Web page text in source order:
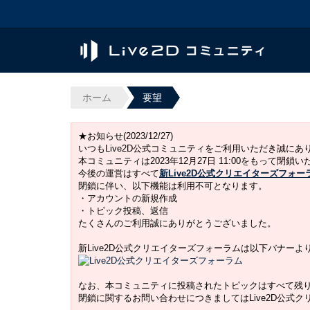
ホーム 要望
★お知らせ(2023/12/27)
いつもLive2D公式コミュニティをご利用いただき誠にあ
本コミュニティは2023年12月27日 11:00をもって閉鎖い
今後の運営はすべて新Live2D公式クリエイターズフォー
閉鎖に伴い、以下機能は利用不可となります。
・アカウントの新規作成
・トピック投稿、返信
たくさんのご利用誠にありがとうございました。
新Live2D公式クリエイターズフォーラムは以下バナーよ
なお、本コミュニティに投稿されたトピックはすべて
閉鎖に関するお問い合わせにつきましてはLive2D公式